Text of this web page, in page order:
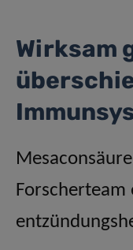
Wirksam
Forscherteam